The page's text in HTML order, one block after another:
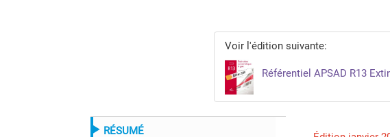
Voir l'édition suivante:
Référentiel APSAD R13
RÉSUMÉ